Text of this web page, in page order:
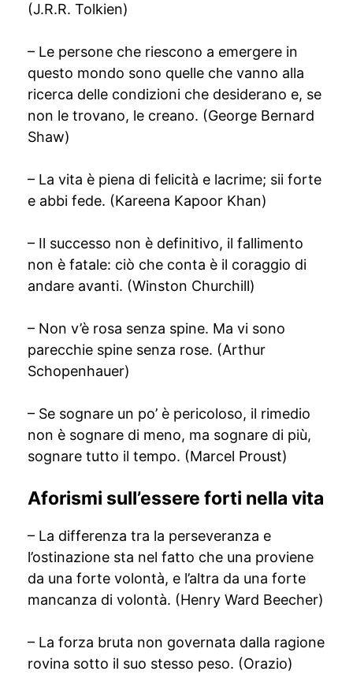
(J.R.R. Tolkien)
– Le persone che riescono a emergere in
questo mondo sono quelle che vanno alla
ricerca delle condizioni che desiderano e, se
non le trovano, le creano. (George Bernard
Shaw)
– La vita è piena di felicità e lacrime; sii forte
e abbi fede. (Kareena Kapoor Khan)
– Il successo non è definitivo, il fallimento
non è fatale: ciò che conta è il coraggio di
andare avanti. (Winston Churchill)
– Non v’è rosa senza spine. Ma vi sono
parecchie spine senza rose. (Arthur
Schopenhauer)
– Se sognare un po’ è pericoloso, il rimedio
non è sognare di meno, ma sognare di più,
sognare tutto il tempo. (Marcel Proust)
Aforismi sull’essere forti nella vita
– La differenza tra la perseveranza e
l’ostinazione sta nel fatto che una proviene
da una forte volontà, e l’altra da una forte
mancanza di volontà. (Henry Ward Beecher)
– La forza bruta non governata dalla ragione
rovina sotto il suo stesso peso. (Orazio)